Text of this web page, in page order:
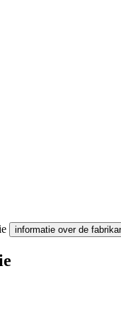
informatie over de